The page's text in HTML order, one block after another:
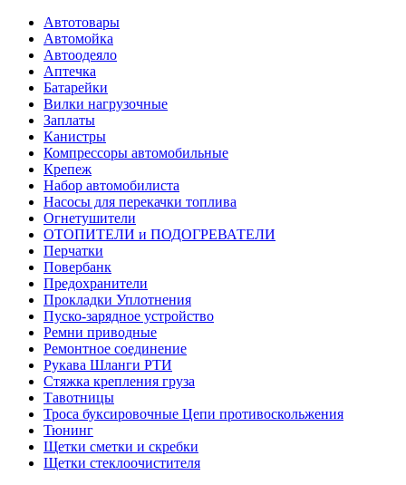
Автотовары
Автомойка
Автоодеяло
Аптечка
Батарейки
Вилки нагрузочные
Заплаты
Канистры
Компрессоры автомобильные
Крепеж
Набор автомобилиста
Насосы для перекачки топлива
Огнетушители
ОТОПИТЕЛИ и ПОДОГРЕВАТЕЛИ
Перчатки
Повербанк
Предохранители
Прокладки Уплотнения
Пуско-зарядное устройство
Ремни приводные
Ремонтное соединение
Рукава Шланги РТИ
Стяжка крепления груза
Тавотницы
Троса буксировочные Цепи противоскольжения
Тюнинг
Щетки сметки и скребки
Щетки стеклоочистителя